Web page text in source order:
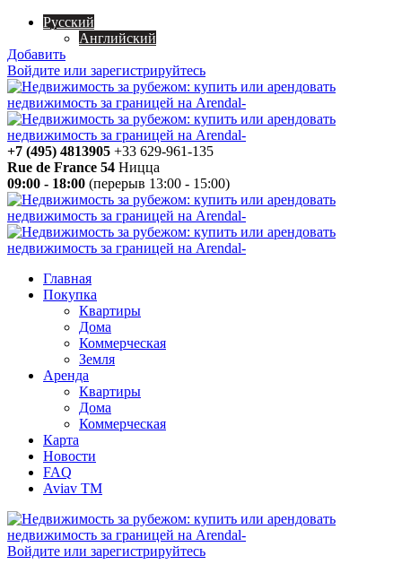
Русский
Английский
Добавить
Войдите или зарегистрируйтесь
+7 (495) 4813905 +33 629-961-135
Rue de France 54 Ницца
09:00 - 18:00 (перерыв 13:00 - 15:00)
Главная
Покупка
Квартиры
Дома
Коммерческая
Земля
Аренда
Квартиры
Дома
Коммерческая
Карта
Новости
FAQ
Aviav TM
Войдите или зарегистрируйтесь